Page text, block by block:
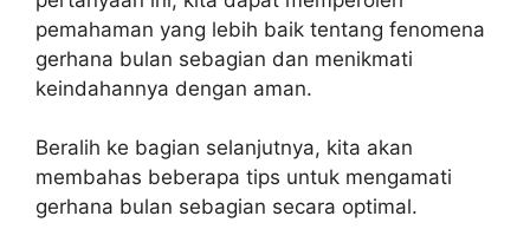
pemahaman yang lebih baik tentang fenomena
gerhana bulan sebagian dan menikmati
keindahannya dengan aman.
Beralih ke bagian selanjutnya, kita akan
membahas beberapa tips untuk mengamati
gerhana bulan sebagian secara optimal.